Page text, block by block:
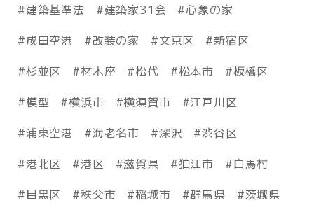
建築基準法
建築家31会
心象の家
成田空港
改装の家 文京区
新宿区
杉並区
材木座 松代 松本市
板橋区
模型
横浜市 横須賀市
江戸川区
浦東空港
海老名市 深沢
渋谷区
港北区
港区 滋賀県 狛江市
白馬村
目黒区
秩父市 稲城市 群馬県 茨城県